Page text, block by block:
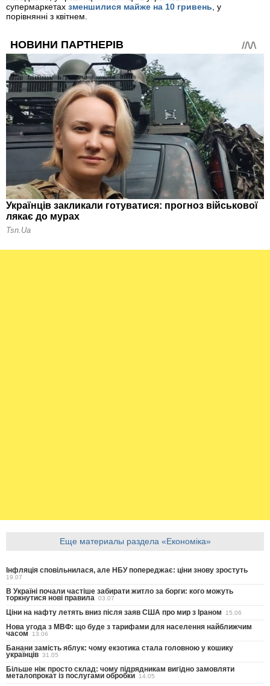
супермаркетах зменшилися майже на 10 гривень , у
порівнянні з квітнем.
Еще материалы раздела «Економіка»
Інфляція сповільнилася, але НБУ попереджає: ціни знову зростуть
19.07
В Україні почали частіше забирати житло за борги: кого можуть
торкнутися нові правила 03.07
Ціни на нафту летять вниз після заяв США про мир з Іраном 15.06
Нова угода з МВФ: що буде з тарифами для населення найближчим
часом 13.06
Банани замість яблук: чому екзотика стала головною у кошику
українців 31.05
Більше ніж просто склад: чому підрядникам вигідно замовляти
металопрокат із послугами обробки 14.05